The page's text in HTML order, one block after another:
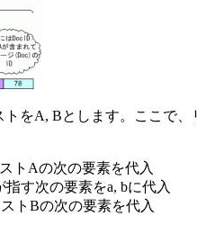
をA, Bとします。ここで
トAの次の要素を代入
す次の要素をa, bに代入
トBの次の要素を代入